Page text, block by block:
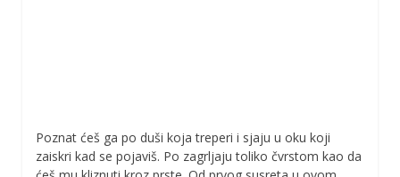
Poznat ćeš ga po duši koja treperi i sjaju u oku koji
zaiskri kad se pojaviš. Po zagrljaju toliko čvrstom kao da